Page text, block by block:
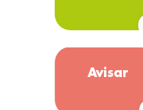
Avisar